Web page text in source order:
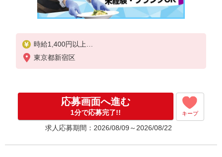
時給1,400円以上
試用期間中 時給1,400円以上(試用期間2ヶ月)
ます。
東京都新宿区
応募画面へ進む
1分で応募完了!! キープ
求人応募期間：2026/08/09～2026/08/22